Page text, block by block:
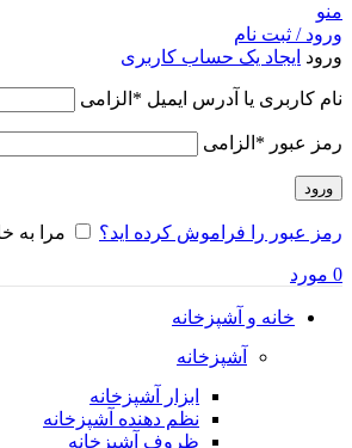
منو
ورود / ثبت نام
ورود ایجاد یک حساب کاربری
نام کاربری یا آدرس ایمیل * الزامی
رمز عبور * الزامی
ورود
رمز عبور را فراموش کرده اید؟ مرا به
0 مورد
خانه و آشپزخانه
آشپزخانه
ابزار آشپزخانه
نظم دهنده آشپزخانه
ظروف آشپزخانه